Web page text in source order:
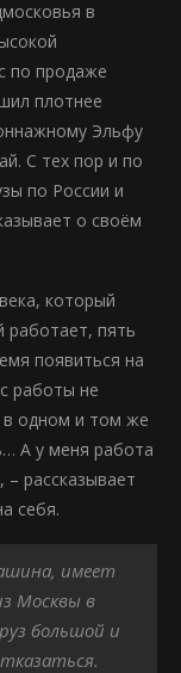
в
по продаже
плотнее
Эльфу
С тех пор и по
по России и
о своём
который
работает, пять
появиться на
работы не
в одном и том же
А у меня работа
рассказывает
себя.
имеет
Москвы в
большой и